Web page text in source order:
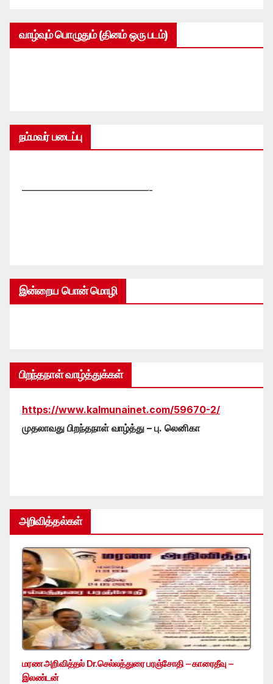
வாழ்வும் பொழுதும் (தினம் ஒரு படம்)
நம்மவர் படைப்பு
—————————————-
இன்றைய பொன் மொழி
பிறந்தநாள் வாழ்த்துக்கள்
https://www.kalmunainet.com/59670-2/
முதலாவது பிறந்தநாள் வாழ்த்து – பு. லெனிகா
அறிவித்தல்கள்
மரண அறிவித்தல் Dr.செல்லத்துரை பரஞ்சோதி – காரைதீவு –
இலண்டன்